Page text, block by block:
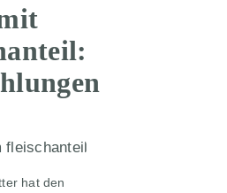
TOMMY TESTET
hat den